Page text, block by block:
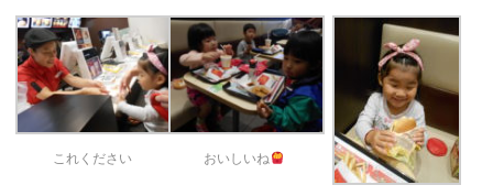
これください おいしいね